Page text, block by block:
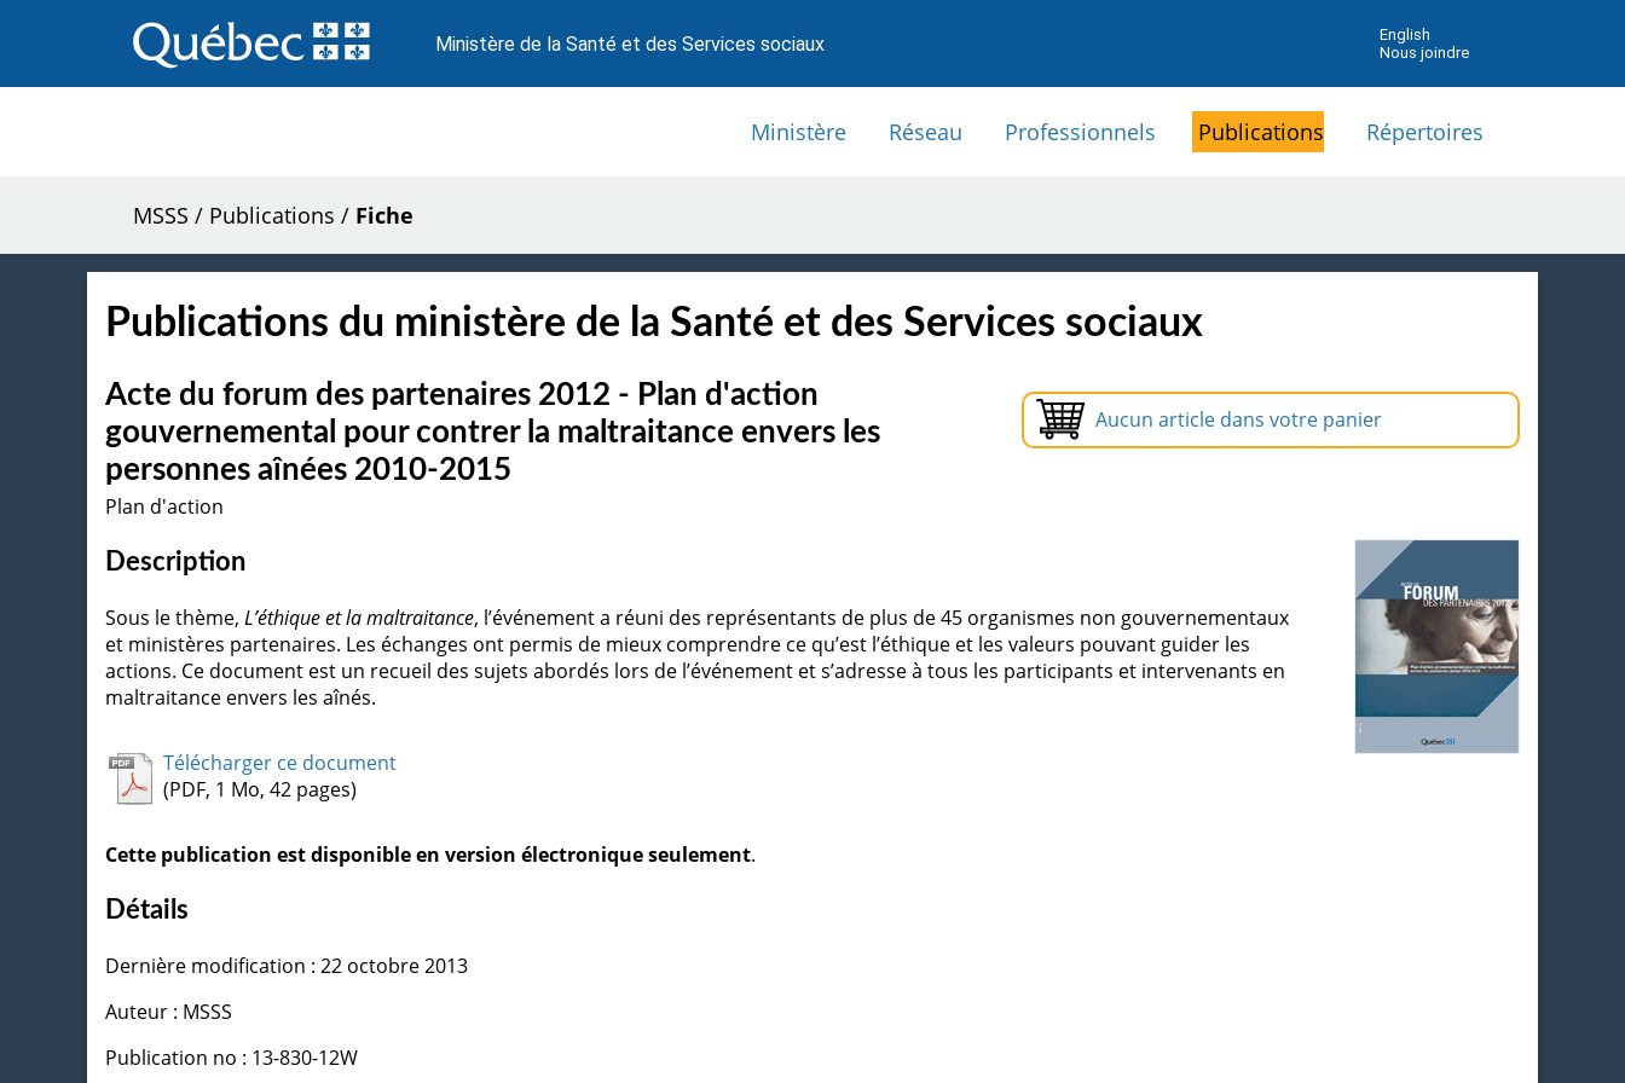
au
contenu
Ministère de la Santé et des Services sociaux
English
Nous joindre
Ministère Réseau Professionnels Publications Répertoires
MSSS / Publications / Fiche
Publications du ministère de la Santé et des Services sociaux
Aucun article dans votre panier
Acte du forum des partenaires 2012 - Plan d'action
gouvernemental pour contrer la maltraitance envers les
personnes aînées 2010-2015
Plan d'action
Description
Sous le thème, L’éthique et la maltraitance, l’événement a réuni des représentants de plus de 45 organismes non gouvernementaux
et ministères partenaires. Les échanges ont permis de mieux comprendre ce qu’est l’éthique et les valeurs pouvant guider les
actions. Ce document est un recueil des sujets abordés lors de l’événement et s’adresse à tous les participants et intervenants en
maltraitance envers les aînés.
Télécharger ce document
(PDF, 1 Mo, 42 pages)
Cette publication est disponible en version électronique seulement.
Détails
Dernière modification : 22 octobre 2013
Auteur : MSSS
Publication no : 13-830-12W